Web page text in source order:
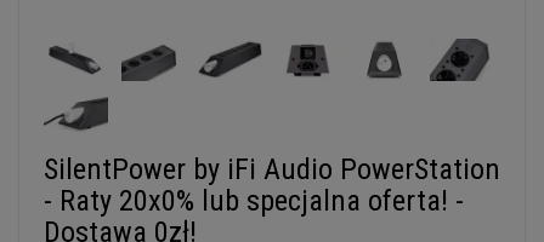
SilentPower by iFi Audio PowerStation
- Raty 20x0% lub specjalna oferta! -
Dostawa 0zł!